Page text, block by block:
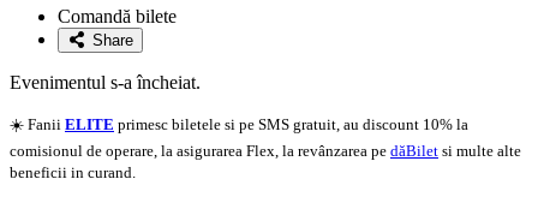
favoriteComandă bilete
Share
Evenimentul s-a încheiat.
☀️ Fanii ELITE primesc biletele si pe SMS gratuit, au discount 10% la
comisionul de operare, la asigurarea Flex, la revânzarea pe dăBilet si multe alte
beneficii in curand.